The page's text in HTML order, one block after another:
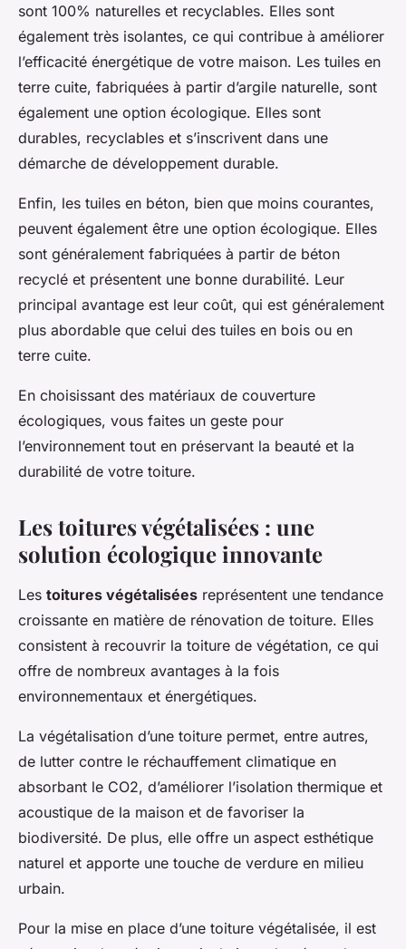
sont 100% naturelles et recyclables. Elles sont
également très isolantes, ce qui contribue à améliorer
l’efficacité énergétique de votre maison. Les tuiles en
terre cuite, fabriquées à partir d’argile naturelle, sont
également une option écologique. Elles sont
durables, recyclables et s’inscrivent dans une
démarche de développement durable.
Enfin, les tuiles en béton, bien que moins courantes,
peuvent également être une option écologique. Elles
sont généralement fabriquées à partir de béton
recyclé et présentent une bonne durabilité. Leur
principal avantage est leur coût, qui est généralement
plus abordable que celui des tuiles en bois ou en
terre cuite.
En choisissant des matériaux de couverture
écologiques, vous faites un geste pour
l’environnement tout en préservant la beauté et la
durabilité de votre toiture.
Les toitures végétalisées : une
solution écologique innovante
Les toitures végétalisées représentent une tendance
croissante en matière de rénovation de toiture. Elles
consistent à recouvrir la toiture de végétation, ce qui
offre de nombreux avantages à la fois
environnementaux et énergétiques.
La végétalisation d’une toiture permet, entre autres,
de lutter contre le réchauffement climatique en
absorbant le CO2, d’améliorer l’isolation thermique et
acoustique de la maison et de favoriser la
biodiversité. De plus, elle offre un aspect esthétique
naturel et apporte une touche de verdure en milieu
urbain.
Pour la mise en place d’une toiture végétalisée, il est